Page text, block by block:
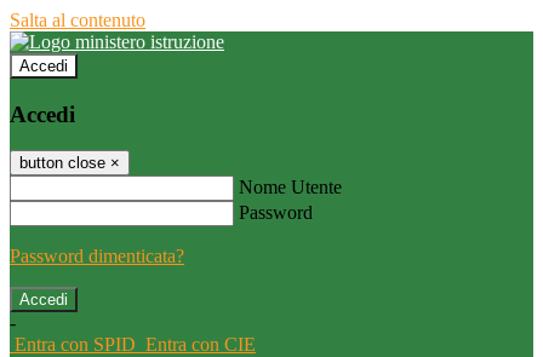
Salta al contenuto
Accedi
Accedi
button close ×
Nome Utente
Password
Password dimenticata?
-
Entra con SPID Entra con CIE